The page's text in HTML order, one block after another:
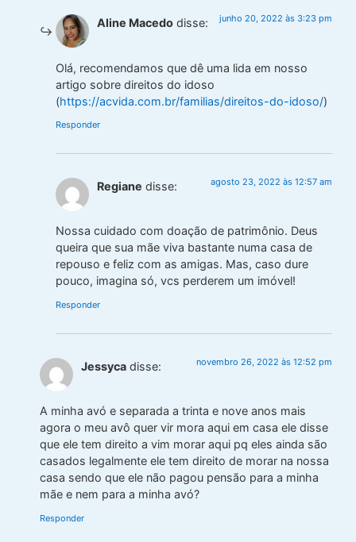
Aline Macedo disse: junho 20, 2022 às 3:23 pm
Olá, recomendamos que dê uma lida em nosso
artigo sobre direitos do idoso
(https://acvida.com.br/familias/direitos-do-idoso/)
Responder
Regiane disse: agosto 23, 2022 às 12:57 am
Nossa cuidado com doação de patrimônio. Deus
queira que sua mãe viva bastante numa casa de
repouso e feliz com as amigas. Mas, caso dure
pouco, imagina só, vcs perderem um imóvel!
Responder
Jessyca disse: novembro 26, 2022 às 12:52 pm
A minha avó e separada a trinta e nove anos mais
agora o meu avô quer vir mora aqui em casa ele disse
que ele tem direito a vim morar aqui pq eles ainda são
casados legalmente ele tem direito de morar na nossa
casa sendo que ele não pagou pensão para a minha
mãe e nem para a minha avó?
Responder